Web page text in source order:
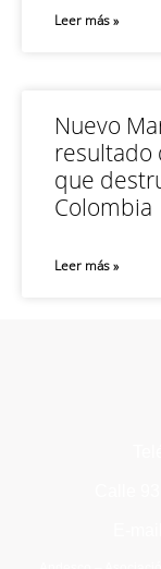
Leer más »
Nuevo
resultado
que
Colombia
Leer más »